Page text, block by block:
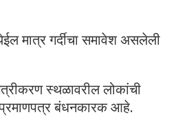
मात्र गर्दीचा समावेश असलेली
स्थळावरील लोकांची
बंधनकारक आहे.